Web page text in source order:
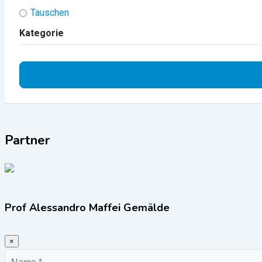
Tauschen
Kategorie
Partner
Prof Alessandro Maffei Gemälde
×
Name